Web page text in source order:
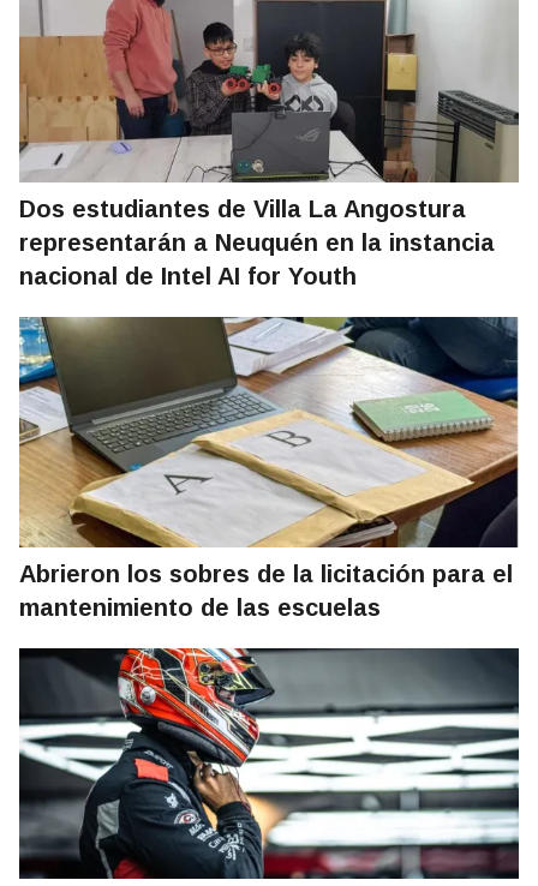
Dos estudiantes de Villa La Angostura
representarán a Neuquén en la instancia
nacional de Intel AI for Youth
Abrieron los sobres de la licitación para el
mantenimiento de las escuelas